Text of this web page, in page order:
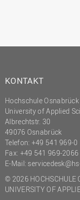
Personalrat
Präsidialbüro
Professional School
Projekte des
(PMO)
Recht
KONTAKT
Hochschule Osnabrück
University of Applied
Albrechtstr. 30
49076 Osnabrück
Telefon: +49 541 969-0
Fax: +49 541 969-2066
E-Mail:
© 2026 HOCHSCHULE
UNIVERSITY OF